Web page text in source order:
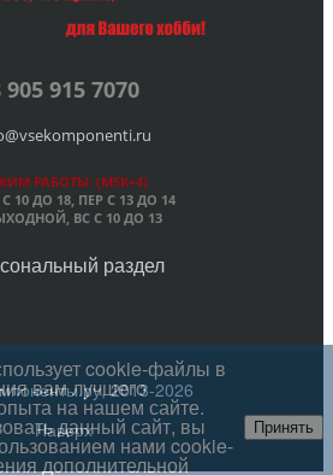
905 915 7070
РАБОТЫ: (MSK+4)
10 ДО 18, ПЕРС 13 ДО 14
ВС С 10 ДО 13
раздел
2013-2026
Наверх
cookie-файлы в
вам лучшего
на нашем сайте.
данный сайт, вы
нами cookie-
дополнительной
Принять